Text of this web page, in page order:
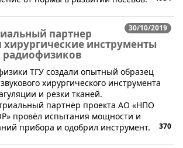
30/10/2019
партнер
инструменты
радиофизиков
ТГУ создали опытный образец
хирургического инструмента
и резки тканей.
партнёр проекта АО «НПО
провёл испытания мощности и
прибора и одобрил инструмент.
370